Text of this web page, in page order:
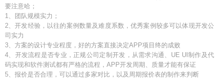
要注意哈；
1、团队规模实力；
2、开发经验，以往的案例数量及难度系数，优秀案例较多可以体现开发公
司实力
3、方案的设计专业程度，好的方案直接决定APP项目终的成败
4、开发流程是否专业，正规公司定制开发，从需求沟通、UE UI制作及代
码实现和软件测试都有严格的流程，APP开发周期、质量才能有保证
5、报价是否合理，可以通过多家对比，以及周期报价表的制作来判断